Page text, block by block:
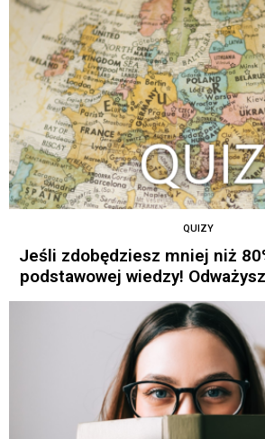
QUIZY
Jeśli zdobędziesz mniej niż
podstawowej wiedzy!